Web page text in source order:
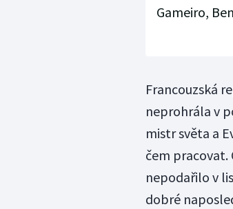
Gameiro,
Francouzská
neprohrála v
mistr světa a
čem pracovat.
nepodařilo v
dobré